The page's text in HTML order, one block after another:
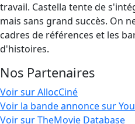
travail. Castella tente de
mais sans grand succès. On
cadres de références et les
d'histoires.
Nos Partenaires
Voir sur AllocCiné
Voir la bande annonce sur
Voir sur TheMovie Database